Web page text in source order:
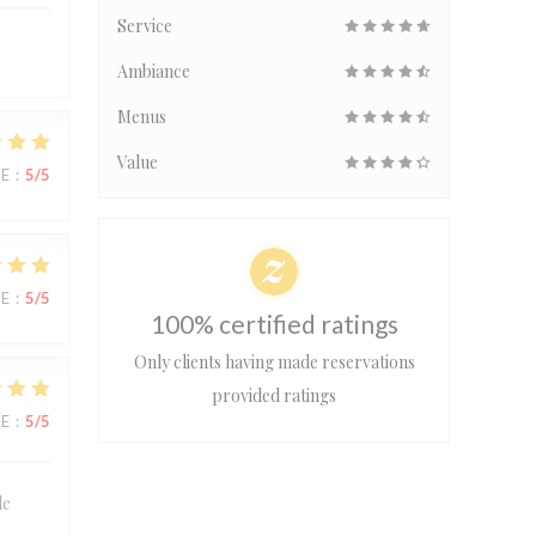
: 5/5
: 5/5
: 5/5
Service
Ambiance
Menus
Value
100% certified ratings
Only clients having made reservations
provided ratings